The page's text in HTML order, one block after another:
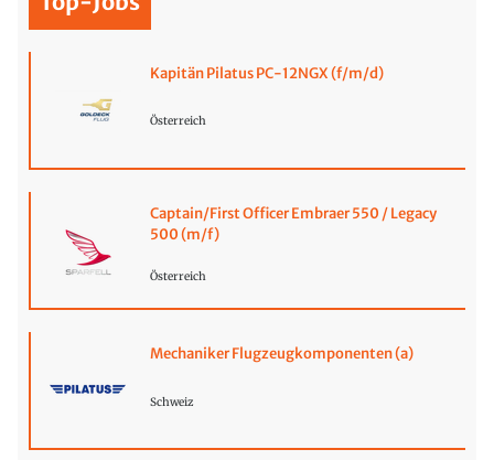
Kapitän Pilatus PC-12NGX (f/m/d)
Österreich
Captain/First Officer Embraer 550 / Legacy
500 (m/f)
Österreich
Mechaniker Flugzeugkomponenten (a)
Schweiz